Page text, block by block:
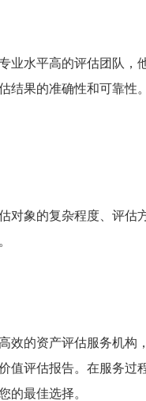
业水平高的评估团队
结果的准确性和可靠
对象的复杂程度、评
效的资产评估服务机
值评估报告。在服务
的最佳选择。